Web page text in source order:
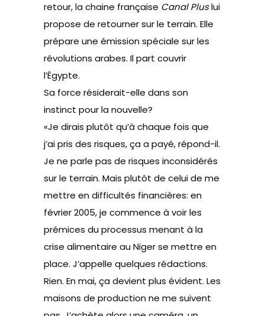
retour, la chaine française Canal Pluslui
propose de retourner sur le terrain. Elle
prépare une émission spéciale sur les
révolutions arabes. Il part couvrir
l’Égypte.
Sa force résiderait-elle dans son
instinct pour la nouvelle?
«Je dirais plutôt qu’à chaque fois que
j’ai pris des risques, ça a payé, répond-il.
Je ne parle pas de risques inconsidérés
sur le terrain. Mais plutôt de celui de me
mettre en difficultés financières: en
février 2005, je commence à voir les
prémices du processus menant à la
crise alimentaire au Niger se mettre en
place. J’appelle quelques rédactions.
Rien. En mai, ça devient plus évident. Les
maisons de production ne me suivent